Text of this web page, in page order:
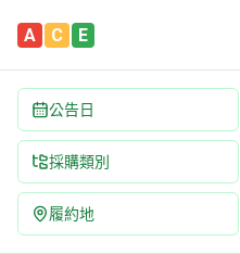
A C E
公告日
採購類別
履約地